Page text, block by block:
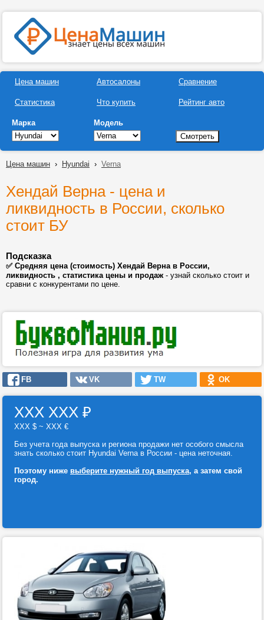
Цена машин
Статистика
Автосалоны
Что купить
Сравнение
Рейтинг авто
Марка Модель
Цена машин › Hyundai › Verna
Хендай Верна - цена и
ликвидность в России, сколько
стоит БУ
Подсказка
✅ Средняя цена (стоимость) Хендай Верна в России,
ликвидность , статистика цены и продаж- узнай сколько стоит и
сравни с конкурентами по цене.
FB VK TW OK
ХХХ ХХХ ₽
ХХХ $ ~ ХХХ €
Без учета года выпуска и региона продажи нет особого смысла
знать сколько стоит Hyundai Verna в России - цена неточная.
Поэтому ниже выберите нужный год выпуска, а затем свой
город.